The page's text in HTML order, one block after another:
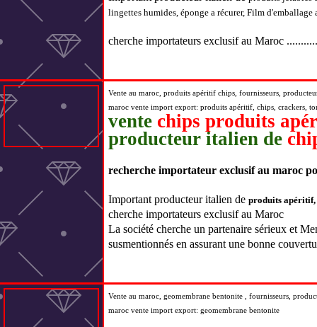
lingettes humides, éponge a récurer, Film
cherche importateurs exclusif au Maroc
Vente au maroc, produits apéritif chips, fournisseurs,
maroc vente import export: produits apéritif, chips, crackers,
vente chips produits
producteur italien de
recherche importateur exclusif au maroc
Important producteur italien de produits apéritif,
cherche importateurs exclusif au Maroc
La société cherche un partenaire sérieux et
susmentionnés en assurant une bonne
Vente au maroc, geomembrane bentonite
, fournisseurs,
maroc vente import export: geomembrane bentonite